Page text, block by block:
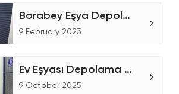
Borabey Eşya Depolama Şirketi
9 February 2023
Ev Eşyası Depolama İşlemleri
9 October 2025